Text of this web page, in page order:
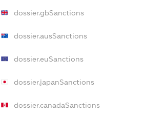
dossier.gbSanctions
dossier.ausSanctions
dossier.euSanctions
dossier.japanSanctions
dossier.canadaSanctions